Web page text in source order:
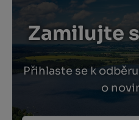
Zamilujte
Přihlaste se k
o